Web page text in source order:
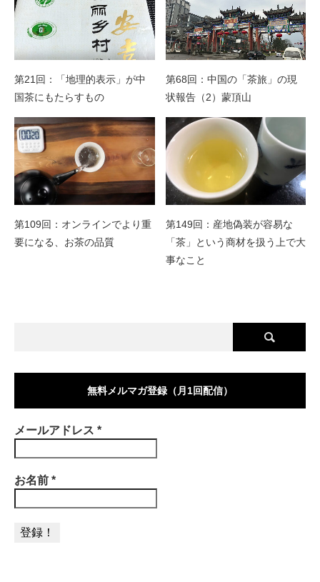
第21回：「地理的表示」が中
国茶にもたらすもの
第68回：中国の「茶旅」の現
状報告（2）蒙頂山
第109回：オンラインでより重
要になる、お茶の品質
第149回：産地偽装が容易な
「茶」という商材を扱う上で大
事なこと
無料メルマガ登録（月1回配信）
メールアドレス *
お名前 *